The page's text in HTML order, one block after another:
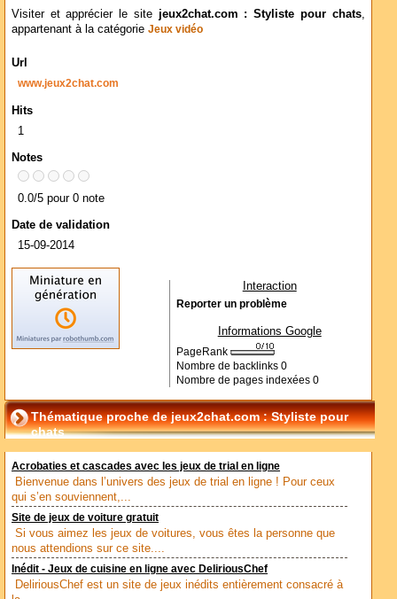
Visiter et apprécier le site jeux2chat.com : Styliste pour chats,
appartenant à la catégorie Jeux vidéo
Url
www.jeux2chat.com
Hits
1
Notes
0.0/5 pour 0 note
Date de validation
15-09-2014
Interaction
Reporter un problème
Informations Google
PageRank
Nombre de backlinks 0
Nombre de pages indexées 0
Thématique proche de jeux2chat.com : Styliste pour
chats
Acrobaties et cascades avec les jeux de trial en ligne
Bienvenue dans l’univers des jeux de trial en ligne ! Pour ceux
qui s’en souviennent,...
Site de jeux de voiture gratuit
Si vous aimez les jeux de voitures, vous êtes la personne que
nous attendions sur ce site....
Inédit - Jeux de cuisine en ligne avec DeliriousChef
DeliriousChef est un site de jeux inédits entièrement consacré à